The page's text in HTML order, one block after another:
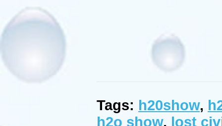
Tags: h20show,
h2o show, lost